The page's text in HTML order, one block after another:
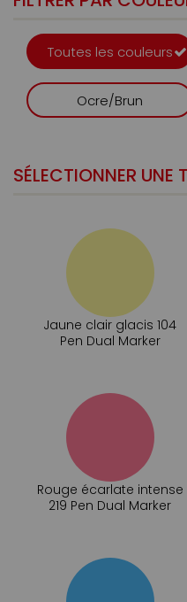
Toutes les couleurs
Ocre/Brun
SÉLECTIONNER UNE
Jaune clair glacis 104
Pen Dual Marker
Rouge écarlate intense
219 Pen Dual Marker